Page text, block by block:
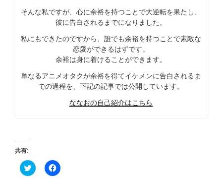
そんな私ですが、心に余裕を持つことで大逆転を果たし、
彼に告白されるまでになりました。
私にもできたのですから、誰でも余裕を持つことで素敵な
恋愛ができるはずです。
余裕は身に着けることができます。
単なるアニメオタクが余裕を得てイケメンに告白されるま
での過程を、下記の記事では公開しています。
ななおの自己紹介はこちら
共有:
ク
リ
F
a